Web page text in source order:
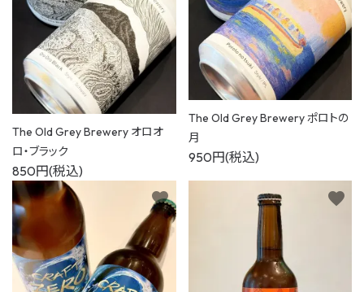
The Old Grey Brewery ​オロオ
ロ・ブラック
850円(税込)
The Old Grey Brewery ポロトの
月
950円(税込)
favorite favorite